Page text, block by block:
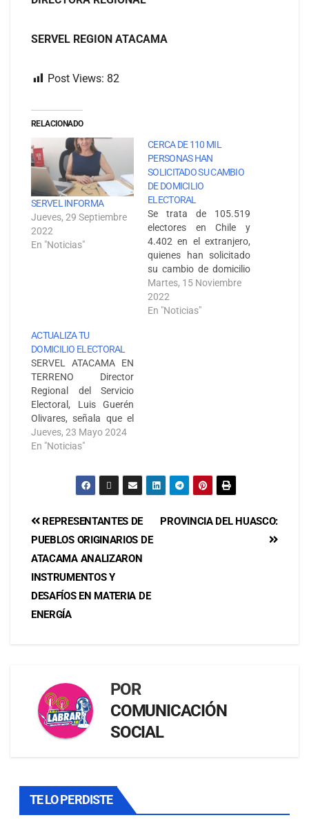
SERVEL REGION ATACAMA
Post Views: 82
RELACIONADO
SERVEL INFORMA
Jueves, 29 Septiembre
2022
En "Noticias"
CERCA DE 110 MIL
PERSONAS HAN
SOLICITADO SU CAMBIO
DE DOMICILIO
ELECTORAL
Se trata de 105.519
electores en Chile y
4.402 en el extranjero,
quienes han solicitado
su cambio de domicilio
electoral en línea, con
su Clave Única, o de
forma presencial en las
Martes, 15 Noviembre
2022
En "Noticias"
ACTUALIZA TU
DOMICILIO ELECTORAL
SERVEL ATACAMA EN
TERRENO Director
Regional del Servicio
Electoral, Luis Guerén
Olivares, señala que el
plazo para la
actualización del
para realizar el cambio
de domicilio electoral,
del año en curso. Se
electores(as) que aún
no han revisado…
Jueves, 23 Mayo 2024
En "Noticias"
PROVINCIA DEL HUASCO:
REPRESENTANTES DE
PUEBLOS ORIGINARIOS DE
ATACAMA ANALIZARON
INSTRUMENTOS Y
DESAFÍOS EN MATERIA DE
ENERGÍA
POR
COMUNICACIÓN
SOCIAL
TE LO PERDISTE